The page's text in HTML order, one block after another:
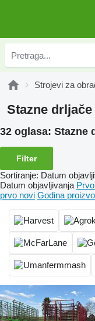
Strojevi za
Stazne drljače
32 oglasa: Stazne
Filter
Sortiranje: Datum
Datum objavljivanja
prvo novi Godina